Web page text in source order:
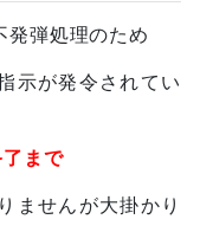
発弾処理のため
示が発令されてい
まで
ませんが大掛かり